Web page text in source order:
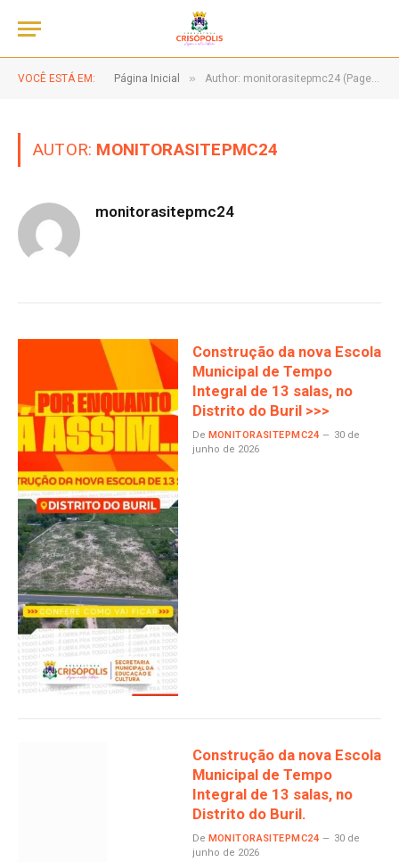
VOCÊ ESTÁ EM: Página Inicial » Author: monitorasitepmc24 (Page 3)
AUTOR: MONITORASITEPMC24
monitorasitepmc24
Construção da nova Escola
Municipal de Tempo
Integral de 13 salas, no
Distrito do Buril >>>
De MONITORASITEPMC24
30 de
junho de 2026
Construção da nova Escola
Municipal de Tempo
Integral de 13 salas, no
Distrito do Buril.
De MONITORASITEPMC24
30 de
junho de 2026